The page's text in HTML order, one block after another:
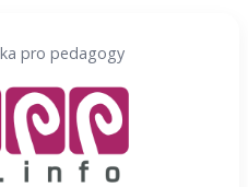
pro pedagogy